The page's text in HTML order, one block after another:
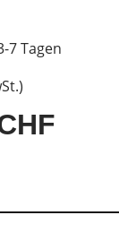
7 Tagen